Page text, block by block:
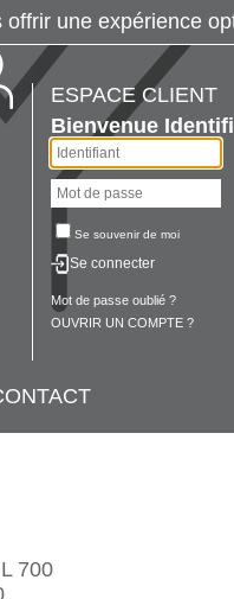
ESPACE CLIENT
Bienvenue
Se souvenir de moi
Se connecter
Mot de passe oublié ?
OUVRIR UN COMPTE ?
700
offrir une expérience